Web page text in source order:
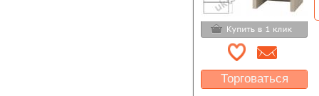
Торговаться